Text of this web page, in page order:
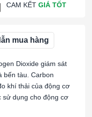
CAM KẾT GIÁ TỐT
mua hàng
Dioxide giám sát
bến tàu. Carbon
khí thải của động cơ
sử dụng cho động cơ